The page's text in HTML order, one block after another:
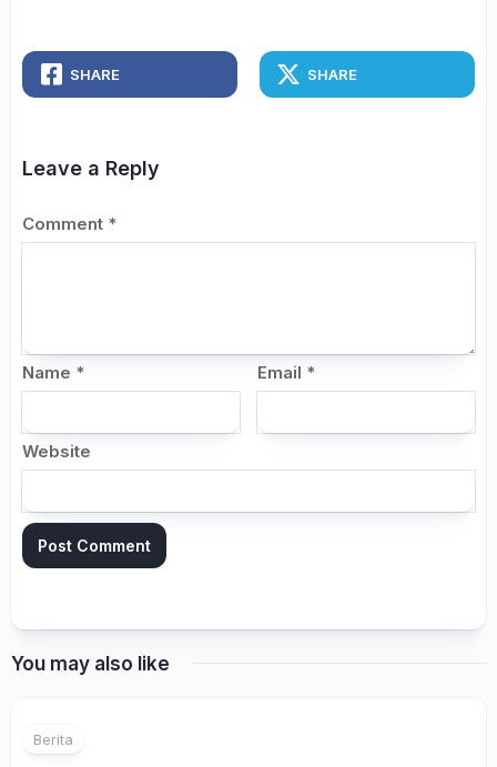
SHARE SHARE
Leave a Reply
Comment *
Name * Email *
Website
You may also like
Berita